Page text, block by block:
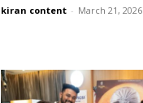
kiran content - March 21, 2026